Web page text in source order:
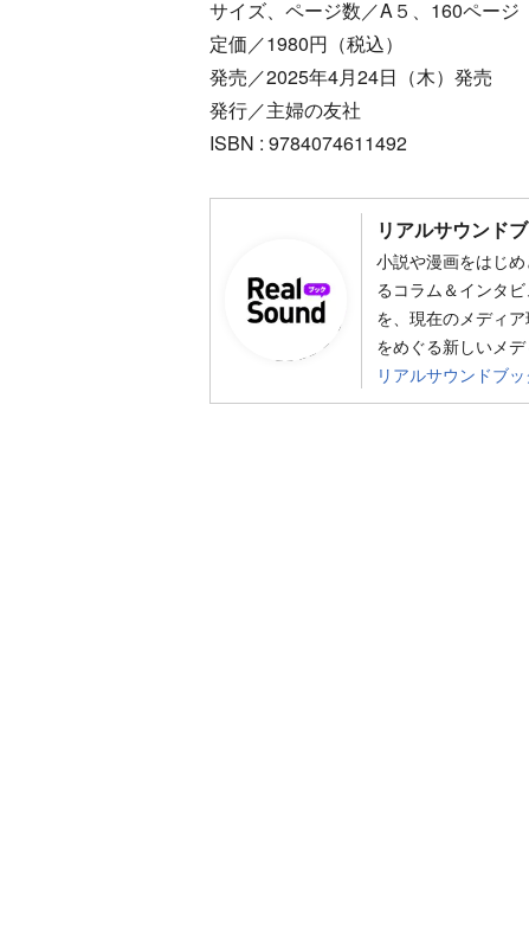
サイズ、ページ数／A５、160ページ
定価／1980円（税込）
発売／2025年4月24日（木）発売
発行／主婦の友社
ISBN : 9784074611492
リアルサウンド
小説や漫画をはじ
るコラム＆インタ
を、現在のメディ
をめぐる新しいメデ
リアルサウンドブ